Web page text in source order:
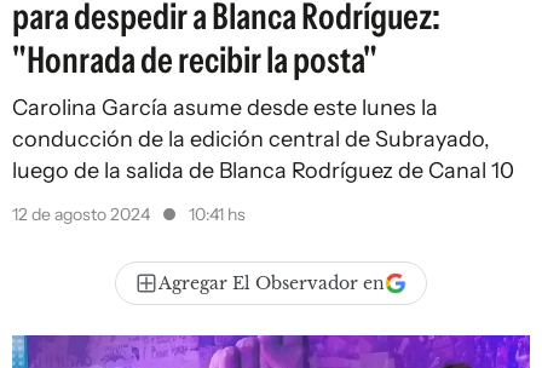
para despedir a Blanca Rodríguez:
"Honrada de recibir la posta"
Carolina García asume desde este lunes la
conducción de la edición central de Subrayado,
luego de la salida de Blanca Rodríguez de Canal 10
12 de agosto 2024 10:41 hs
Agregar El Observador en